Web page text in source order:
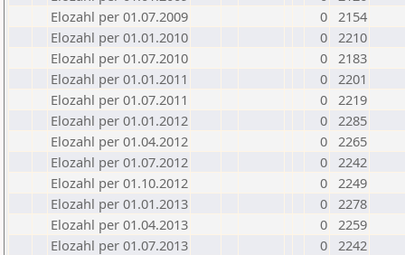
Elozahl per 01.07.2009
0 2154
Elozahl per 01.01.2010
0 2210
Elozahl per 01.07.2010
0 2183
Elozahl per 01.01.2011
0 2201
Elozahl per 01.07.2011
0 2219
Elozahl per 01.01.2012
0 2285
Elozahl per 01.04.2012
0 2265
Elozahl per 01.07.2012
0 2242
Elozahl per 01.10.2012
0 2249
Elozahl per 01.01.2013
0 2278
Elozahl per 01.04.2013
0 2259
Elozahl per 01.07.2013
0 2242